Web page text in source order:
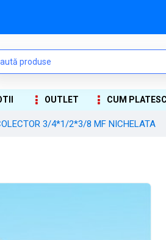
OUTLET CUM
3/4*1/2*3/8 MF NICHELATA